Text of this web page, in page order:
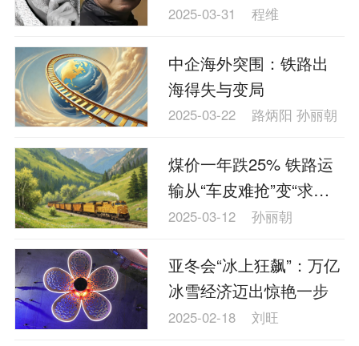
歉
2025-03-31 程维
​中企海外突围：铁路出
海得失与变局
2025-03-22 路炳阳 孙丽朝
煤价一年跌25% 铁路运
输从“车皮难抢”变“求煤
上货”
2025-03-12 孙丽朝
亚冬会“冰上狂飙”：万亿
冰雪经济迈出惊艳一步
2025-02-18 刘旺